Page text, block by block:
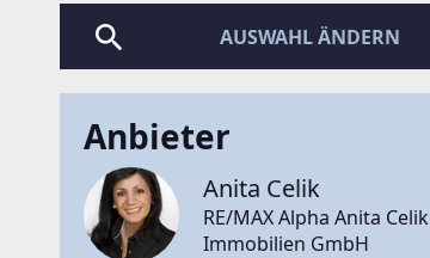
AUSWAHL ÄNDERN
Anbieter
Anita Celik
RE/MAX Alpha Anita Celik
Immobilien GmbH